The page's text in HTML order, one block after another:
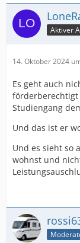
Aktiver
14. Oktober 2024
Es geht auch
Studiengang
Und das ist er
Und es sieht so
wohnst und